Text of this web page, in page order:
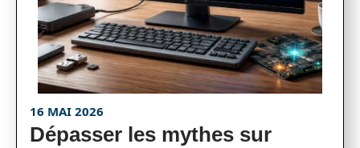
16 MAI 2026
Dépasser les mythes sur